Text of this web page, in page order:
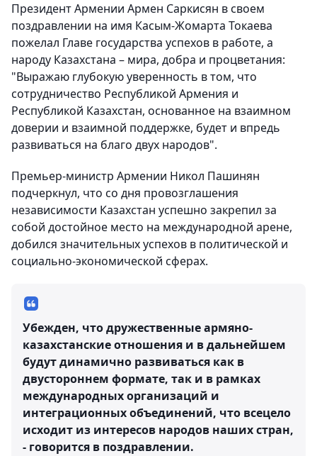
Президент Армении Армен Саркисян в своем
поздравлении на имя Касым-Жомарта Токаева
пожелал Главе государства успехов в работе, а
народу Казахстана – мира, добра и процветания:
"Выражаю глубокую уверенность в том, что
сотрудничество Республикой Армения и
Республикой Казахстан, основанное на взаимном
доверии и взаимной поддержке, будет и впредь
развиваться на благо двух народов".
Премьер-министр Армении Никол Пашинян
подчеркнул, что со дня провозглашения
независимости Казахстан успешно закрепил за
собой достойное место на международной арене,
добился значительных успехов в политической и
социально-экономической сферах.
Убежден, что дружественные армяно-
казахстанские отношения и в дальнейшем
будут динамично развиваться как в
двустороннем формате, так и в рамках
международных организаций и
интеграционных объединений, что всецело
исходит из интересов народов наших стран,
- говорится в поздравлении.